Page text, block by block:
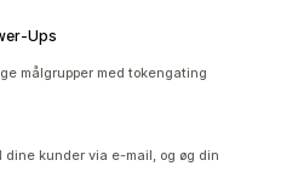
målgrupper med tokengating
kunder via e-mail, og øg din